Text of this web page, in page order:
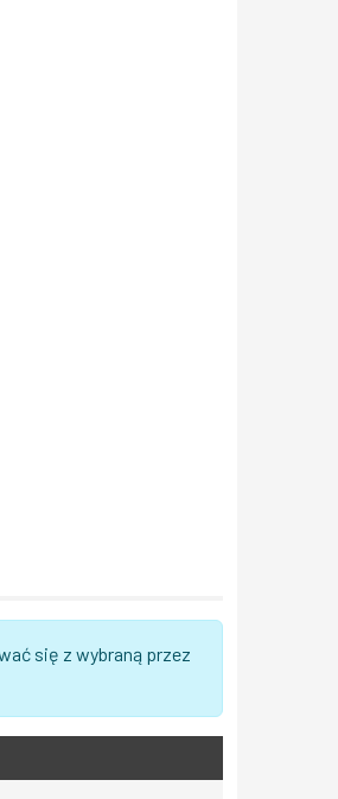
się z wybraną przez